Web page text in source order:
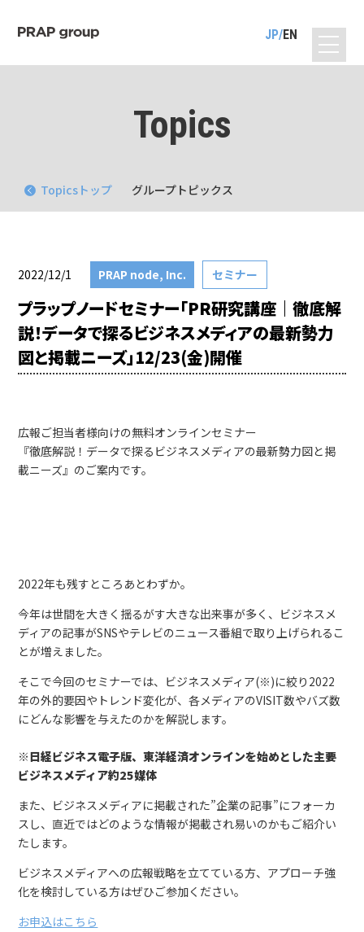
JP EN
Topics
グループトピックス
Topicsトップ
2022/12/1 PRAP node, Inc. セミナー
プラップノードセミナー「PR研究講座｜徹底解
説！データで探るビジネスメディアの最新勢力
図と掲載ニーズ」12/23(金)開催
広報ご担当者様向けの無料オンラインセミナー
『徹底解説！データで探るビジネスメディアの最新勢力図と掲
載ニーズ』のご案内です。
2022年も残すところあとわずか。
今年は世間を大きく揺るがす大きな出来事が多く、ビジネスメ
ディアの記事がSNSやテレビのニュース番組で取り上げられるこ
とが増えました。
そこで今回のセミナーでは、ビジネスメディア(※)に絞り2022
年の外的要因やトレンド変化が、各メディアのVISIT数やバズ数
にどんな影響を与えたのかを解説します。
※日経ビジネス電子版、東洋経済オンラインを始めとした主要
ビジネスメディア約25媒体
また、ビジネスメディアに掲載された”企業の記事”にフォーカ
スし、直近ではどのような情報が掲載され易いのかもご紹介い
たします。
ビジネスメディアへの広報戦略を立てている方、アプローチ強
化を検討している方はぜひご参加ください。
お申込はこちら